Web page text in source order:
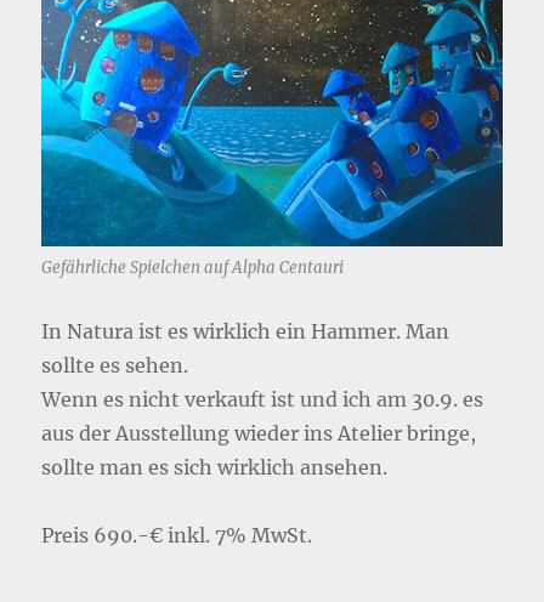
Gefährliche Spielchen auf Alpha Centauri
In Natura ist es wirklich ein Hammer. Man
sollte es sehen.
Wenn es nicht verkauft ist und ich am 30.9. es
aus der Ausstellung wieder ins Atelier bringe,
sollte man es sich wirklich ansehen.
Preis 690.-€ inkl. 7% MwSt.